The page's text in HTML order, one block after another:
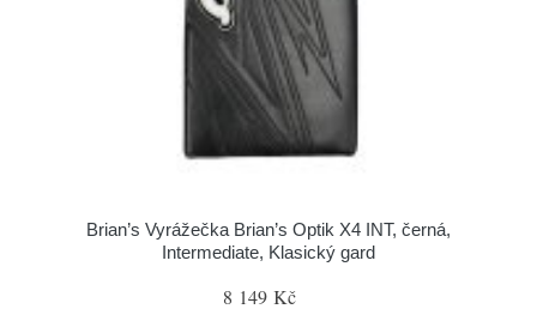
Brian’s Vyrážečka Brian’s Optik X4 INT, černá,
Intermediate, Klasický gard
8 149 Kč